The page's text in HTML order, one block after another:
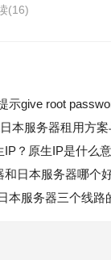
(16)
示give root
本服务器租用方
IP？原生IP是什么
和日本服务器哪个
本服务器三个线路